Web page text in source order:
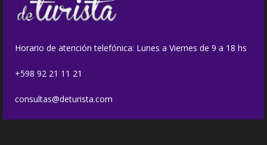
Horario de atención telefónica: Lunes a Viernes de 9 a 18 hs
+598 92 21 11 21
consultas@deturista.com